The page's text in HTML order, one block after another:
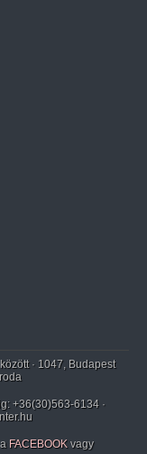
· 1047, Budapest
+36(30)563-6134 ·
FACEBOOK vagy